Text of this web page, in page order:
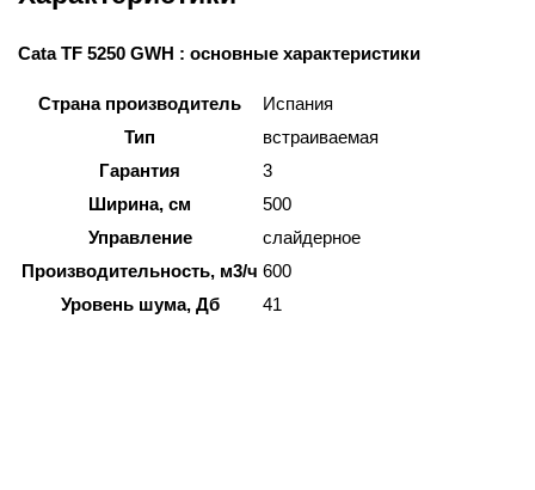
Cata TF 5250 GWH : основные характеристики
Страна производитель
Испания
Тип
встраиваемая
Гарантия
3
Ширина, см
500
Управление
слайдерное
Производительность, м3/ч 600
Уровень шума, Дб
41